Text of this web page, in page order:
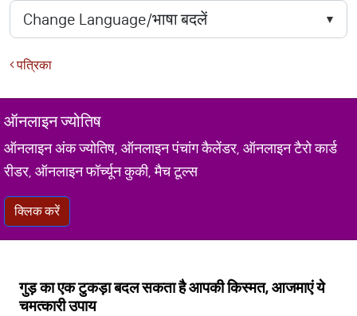
पत्रिका
ऑनलाइन ज्योतिष
ऑनलाइन अंक ज्योतिष, ऑनलाइन पंचांग कैलेंडर, ऑनलाइन टैरो कार्ड
रीडर, ऑनलाइन फॉर्च्यून कुकी, मैच टूल्स
क्लिक करें
गुड़ का एक टुकड़ा बदल सकता है आपकी किस्मत, आजमाएं ये
चमत्कारी उपाय